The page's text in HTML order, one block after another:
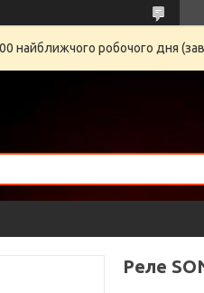
найближчого робочого дня
Реле